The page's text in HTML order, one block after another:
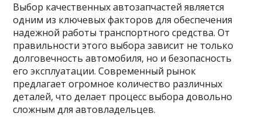
Выбор качественных автозапчастей является
одним из ключевых факторов для обеспечения
надежной работы транспортного средства. От
правильности этого выбора зависит не только
долговечность автомобиля, но и безопасность
его эксплуатации. Современный рынок
предлагает огромное количество различных
деталей, что делает процесс выбора довольно
сложным для автовладельцев.